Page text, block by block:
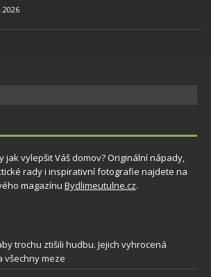
jak vylepšit Váš domov? Originální nápady,
rady i inspirativní fotografie najdete na
magazínu Bydlimeutulne.cz.
trochu ztišili hudbu. Jejich vyhrocená
všechny meze